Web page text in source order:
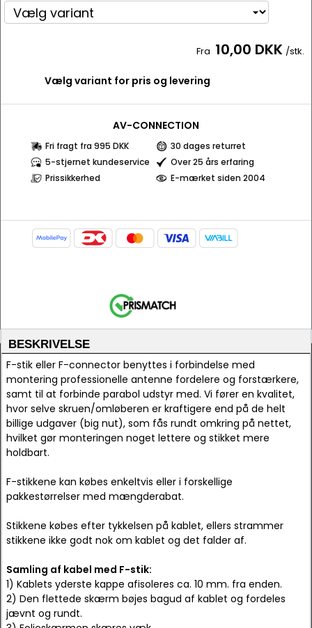
Fra 10,00 DKK /stk.
Vælg variant for pris og levering
AV-CONNECTION
Fri fragt fra 995 DKK
30 dages returret
5-stjernet kundeservice
Over 25 års erfaring
Prissikkerhed
E-mærket siden 2004
BESKRIVELSE
F-stik eller F-connector benyttes i forbindelse med
montering professionelle antenne fordelere og forstærkere,
samt til at forbinde parabol udstyr med. Vi fører en kvalitet,
hvor selve skruen/omløberen er kraftigere end på de helt
billige udgaver (big nut), som fås rundt omkring på nettet,
hvilket gør monteringen noget lettere og stikket mere
holdbart.
F-stikkene kan købes enkeltvis eller i forskellige
pakkestørrelser med mængderabat.
Stikkene købes efter tykkelsen på kablet, ellers strammer
stikkene ikke godt nok om kablet og det falder af.
Samling af kabel med F-stik:
1) Kablets yderste kappe afisoleres ca. 10 mm. fra enden.
2) Den flettede skærm bøjes bagud af kablet og fordeles
jævnt og rundt.